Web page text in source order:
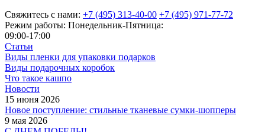
Свяжитесь с нами: +7 (495) 313-40-00 +7 (495) 971-77-72
Режим работы: Понедельник-Пятница:
09:00-17:00
Статьи
Виды пленки для упаковки подарков
Виды подарочных коробок
Что такое кашпо
Новости
15 июня 2026
Новое поступление: стильные тканевые сумки-шопперы
9 мая 2026